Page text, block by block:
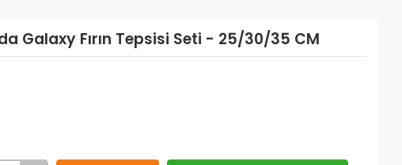
Galaxy Fırın Tepsisi Seti - 25/30/35 CM